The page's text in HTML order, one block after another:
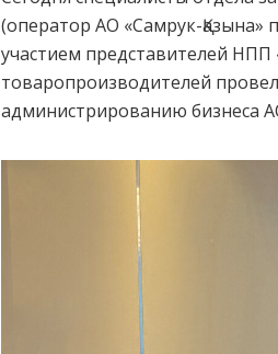
(оператор АО «Самрук-Қазына»
участием представителей
товаропроизводителей
администрированию бизнеса